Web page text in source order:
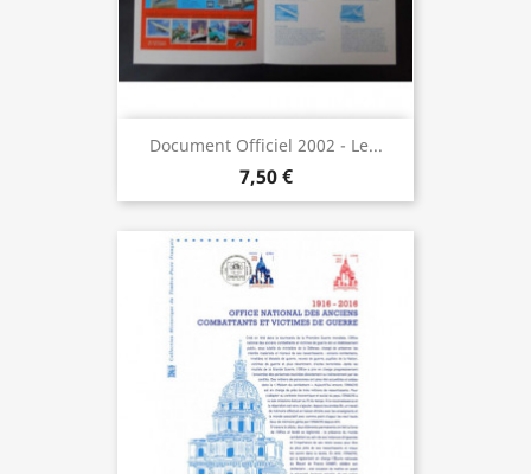
Document Officiel 2002 - Le...
7,50 €